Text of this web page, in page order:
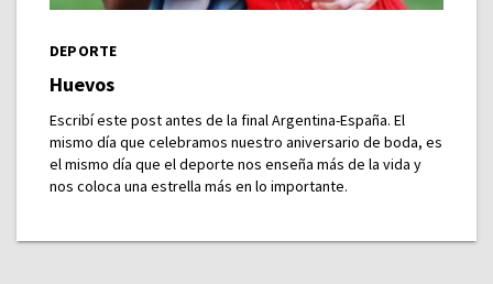
DEPORTE
Huevos
Escribí este post antes de la final Argentina-España. El
mismo día que celebramos nuestro aniversario de boda, es
el mismo día que el deporte nos enseña más de la vida y
nos coloca una estrella más en lo importante.